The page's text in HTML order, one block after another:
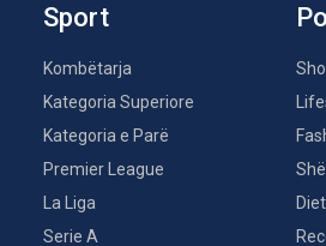
Sport
Kombëtarja
Kategoria Superiore
Kategoria e Parë
Premier League
La Liga
Serie A